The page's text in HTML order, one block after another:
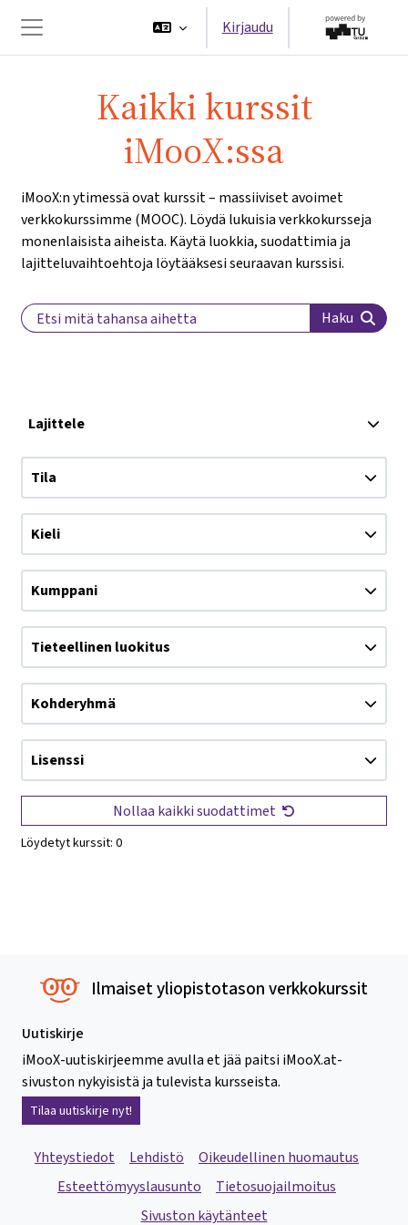
Sivupaneeli
Kirjaudu
Kaikki kurssit
iMooX:ssa
iMooX:n ytimessä ovat kurssit – massiiviset avoimet
verkkokurssimme (MOOC). Löydä lukuisia verkkokursseja
monenlaisista aiheista. Käytä luokkia, suodattimia ja
lajitteluvaihtoehtoja löytääksesi seuraavan kurssisi.
Search Label Haku
Lajittele
Tila
Kieli
Kumppani
Tieteellinen luokitus
Kohderyhmä
Lisenssi
Nollaa kaikki suodattimet
Löydetyt kurssit: 0
Ilmaiset yliopistotason verkkokurssit
Uutiskirje
iMooX-uutiskirjeemme avulla et jää paitsi iMooX.at-
sivuston nykyisistä ja tulevista kursseista.
Tilaa uutiskirje nyt!
Yhteystiedot Lehdistö
Oikeudellinen huomautus
Esteettömyyslausunto
Tietosuojailmoitus
Sivuston käytänteet